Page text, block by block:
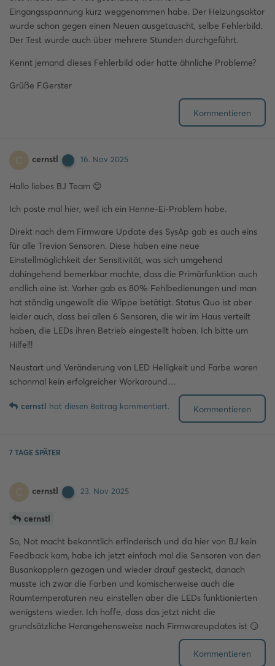
Eingangsspannung kurz weggenommen habe. Der Heizungsaktor
wurde schon gegen einen Neuen ausgetauscht, selbe Fehlerbild.
Der Test wurde auch über mehrere Stunden durchgeführt.
Kennt jemand dieses Fehlerbild oder hatte ähnliche Probleme?
Grüße F.Gerster
Kommentieren
C cernstl 16. Nov 2025
Hallo liebes BJ Team 😊
Ich poste mal hier, weil ich ein Henne-Ei-Problem habe.
Direkt nach dem Firmware Update des SysAp gab es auch eins
für alle Trevion Sensoren. Diese haben eine neue
Einstellmöglichkeit der Sensitivität, was sich umgehend
dahingehend bemerkbar machte, dass die Primärfunktion auch
endlich eine ist. Vorher gab es 80% Fehlbedienungen und man
hat ständig ungewollt die Wippe betätigt. Status Quo ist aber
leider auch, dass bei allen 6 Sensoren, die wir im Haus verteilt
haben, die LEDs ihren Betrieb eingestellt haben. Ich bitte um
Hilfe!!!
Neustart und Veränderung von LED Helligkeit und Farbe waren
schonmal kein erfolgreicher Workaround…
Kommentieren
cernstl hat diesen Beitrag kommentiert.
7 TAGE SPÄTER
C cernstl 23. Nov 2025
cernstl
So, Not macht bekanntlich erfinderisch und da hier von BJ kein
Feedback kam, habe ich jetzt einfach mal die Sensoren von den
Busankopplern gezogen und wieder drauf gesteckt, danach
musste ich zwar die Farben und komischerweise auch die
Raumtemperaturen neu einstellen aber die LEDs funktionierten
wenigstens wieder. Ich hoffe, dass das jetzt nicht die
grundsätzliche Herangehensweise nach Firmwareupdates ist 😏
Kommentieren